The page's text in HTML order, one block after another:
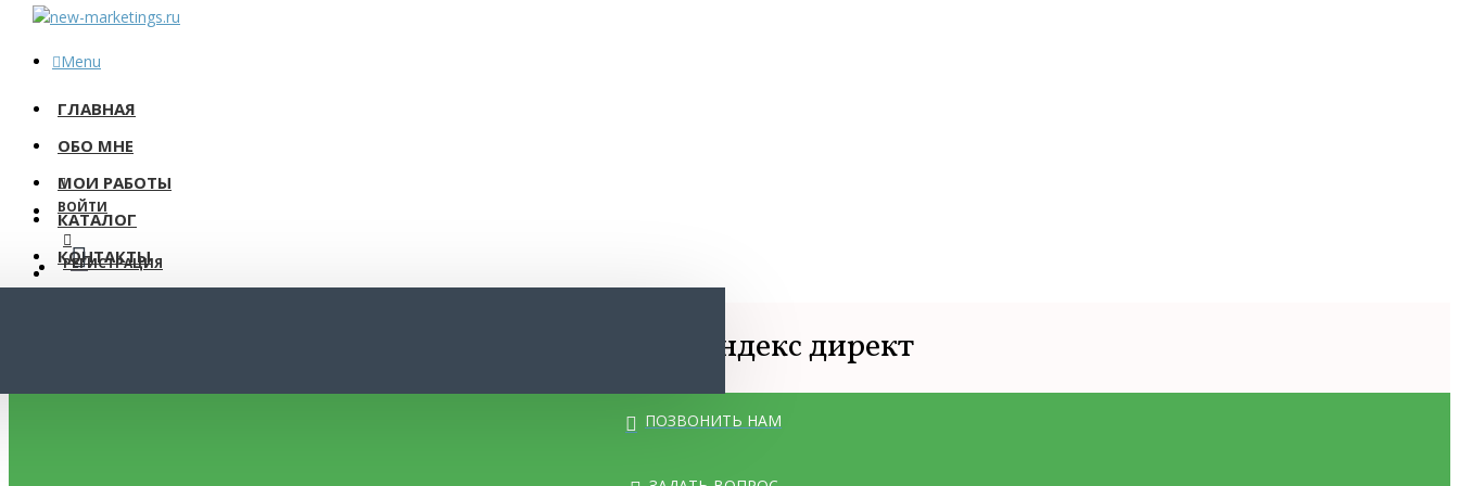
Your Cart
Menu
ГЛАВНАЯ
ОБО МНЕ
МОИ РАБОТЫ
КАТАЛОГ
КОНТАКТЫ
ВОЙТИ
РЕГИСТРАЦИЯ
Реклама в Яндекс директ
ПОЗВОНИТЬ НАМ